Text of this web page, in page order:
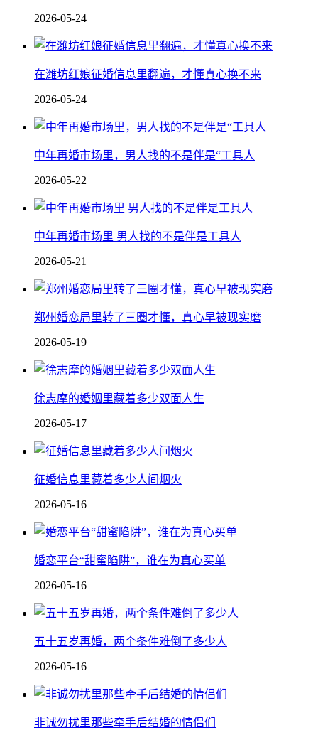
2026-05-24
在潍坊红娘征婚信息里翻遍，才懂真心换不来
2026-05-24
中年再婚市场里，男人找的不是伴是“工具人
2026-05-22
中年再婚市场里 男人找的不是伴是工具人
2026-05-21
郑州婚恋局里转了三圈才懂，真心早被现实磨
2026-05-19
徐志摩的婚姻里藏着多少双面人生
2026-05-17
征婚信息里藏着多少人间烟火
2026-05-16
婚恋平台“甜蜜陷阱”，谁在为真心买单
2026-05-16
五十五岁再婚，两个条件难倒了多少人
2026-05-16
非诚勿扰里那些牵手后结婚的情侣们